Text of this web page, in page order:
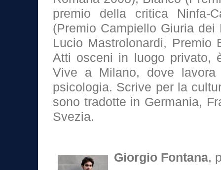
premio della critica Ninfa-
(Premio Campiello Giuria
Lucio Mastrolonardi, Premio
Atti osceni in luogo privato,
Vive a Milano, dove
psicologia. Scrive per la
sono tradotte in Germania,
Svezia.
Giorgio Fontana,